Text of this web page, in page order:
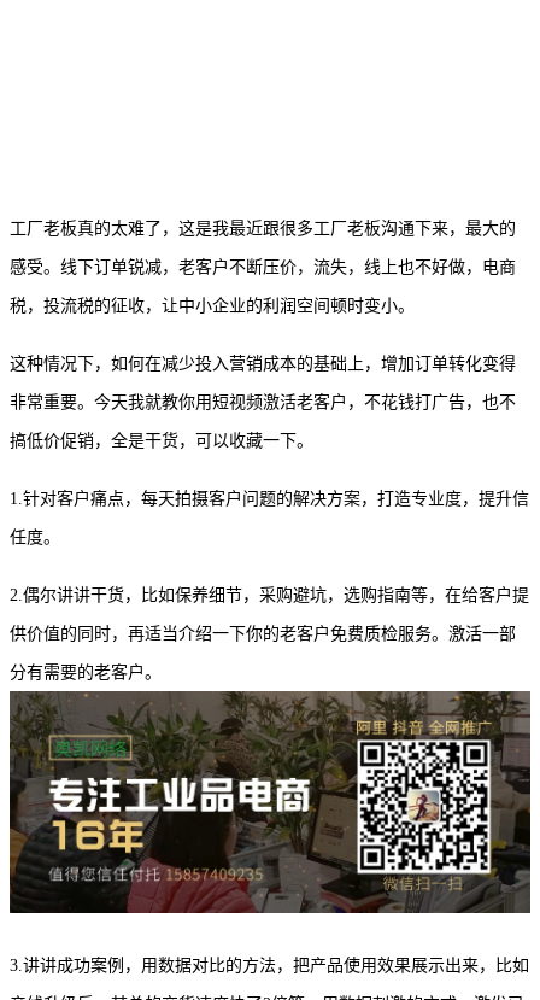
工厂老板真的太难了，这是我最近跟很多工厂老板沟通下来，最大的
感受。线下订单锐减，老客户不断压价，流失，线上也不好做，电商
税，投流税的征收，让中小企业的利润空间顿时变小。
这种情况下，如何在减少投入营销成本的基础上，增加订单转化变得
非常重要。今天我就教你用短视频激活老客户，不花钱打广告，也不
搞低价促销，全是干货，可以收藏一下。
1.针对客户痛点，每天拍摄客户问题的解决方案，打造专业度，提升信
任度。
2.偶尔讲讲干货，比如保养细节，采购避坑，选购指南等，在给客户提
供价值的同时，再适当介绍一下你的老客户免费质检服务。激活一部
分有需要的老客户。
3.讲讲成功案例，用数据对比的方法，把产品使用效果展示出来，比如